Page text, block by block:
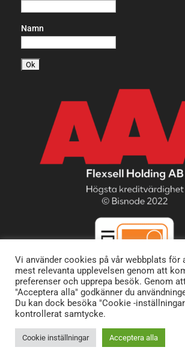
Namn
Vi använder cookies på vår webbplats för
mest relevanta upplevelsen genom att
preferenser och upprepa besök. Genom
"Acceptera alla" godkänner du
Du kan dock besöka "Cookie -
kontrollerat samtycke.
Cookie inställningar Acceptera alla